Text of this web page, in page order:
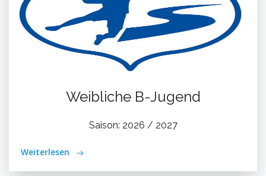
Weibliche B-Jugend
Saison: 2026 / 2027
Weiterlesen